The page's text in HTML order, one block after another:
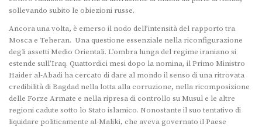
sollevando subito le obiezioni russe.
Ancora una volta, è emerso il nodo dell’intensità del rapporto tra
Mosca e Teheran. Una questione essenziale nella riconfigurazione
degli assetti Medio Orientali. L’ombra lunga del regime iraniano si
estende sull’Iraq. Quattordici mesi dopo la nomina, il Primo Ministro
Haider al-Abadi ha cercato di dare al mondo il senso di una ritrovata
credibilità di Bagdad nella lotta alla corruzione, nella ricomposizione
delle Forze Armate e nella ripresa di controllo su Musul e le altre
regioni cadute sotto lo Stato islamico. Nonostante il suo tentativo di
liquidare politicamente al-Maliki, che aveva governato il Paese